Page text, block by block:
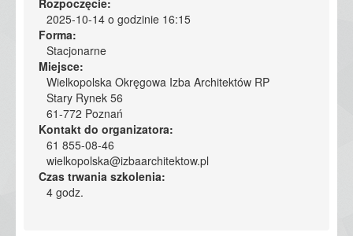
Rozpoczęcie:
2025-10-14 o godzinie 16:15
Forma:
Stacjonarne
Miejsce:
Wielkopolska Okręgowa Izba Architektów RP
Stary Rynek 56
61-772 Poznań
Kontakt do organizatora:
61 855-08-46
wielkopolska@izbaarchitektow.pl
Czas trwania szkolenia:
4 godz.